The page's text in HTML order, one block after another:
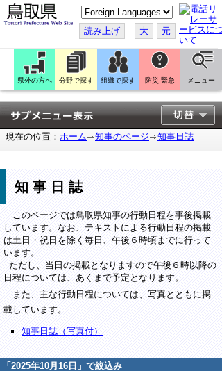
こ
の
ペ
ー
ジ
翻
訳
す
る
読み上げ 大 元
県外の方へ 分野で探す 組織で探す 防災 緊急 メニュー
現在の位置： ホーム 知事のページ 知事日誌
知事日誌
このページでは鳥取県知事の行動日程を事後掲載
しています。なお、テキストによる行動日程の掲載
は土日・祝日を除く毎日、午後６時頃までに行って
います。
ただし、当日の掲載となりますので午後６時以降の
日程については、あくまで予定となります。
また、主な行動日程については、写真とともに掲
載しています。
知事日誌（写真付）
「 2025年10月16日 」で絞込み